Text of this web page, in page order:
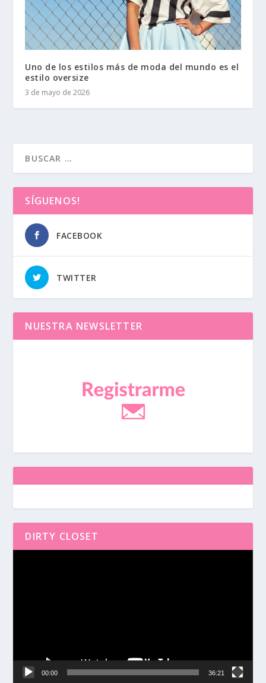
Uno de los estilos más de moda del mundo es el
estilo oversize
3 de mayo de 2026
SÍGUENOS!
FACEBOOK
TWITTER
NUESTRA NEWSLETTER
DIRTY CLOSET
00:00 36:21